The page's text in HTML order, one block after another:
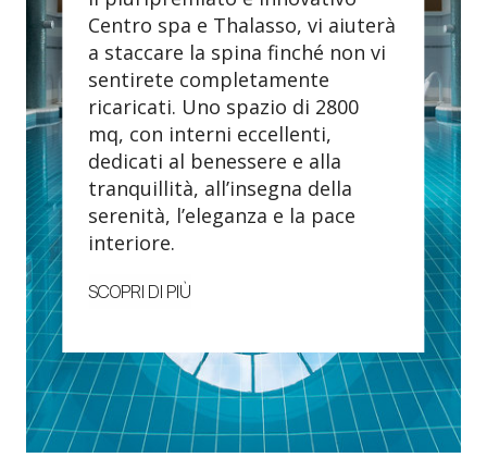
Centro spa e Thalasso, vi aiuterà
a staccare la spina finché non vi
sentirete completamente
ricaricati. Uno spazio di 2800
mq, con interni eccellenti,
dedicati al benessere e alla
tranquillità, all’insegna della
serenità, l’eleganza e la pace
interiore.
SCOPRI DI PIÙ